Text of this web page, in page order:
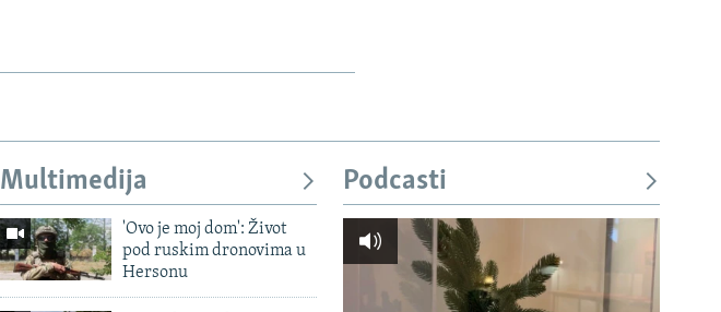
širina
Multimedija
'Ovo je moj dom': Život
pod ruskim dronovima u
Hersonu
Podcasti